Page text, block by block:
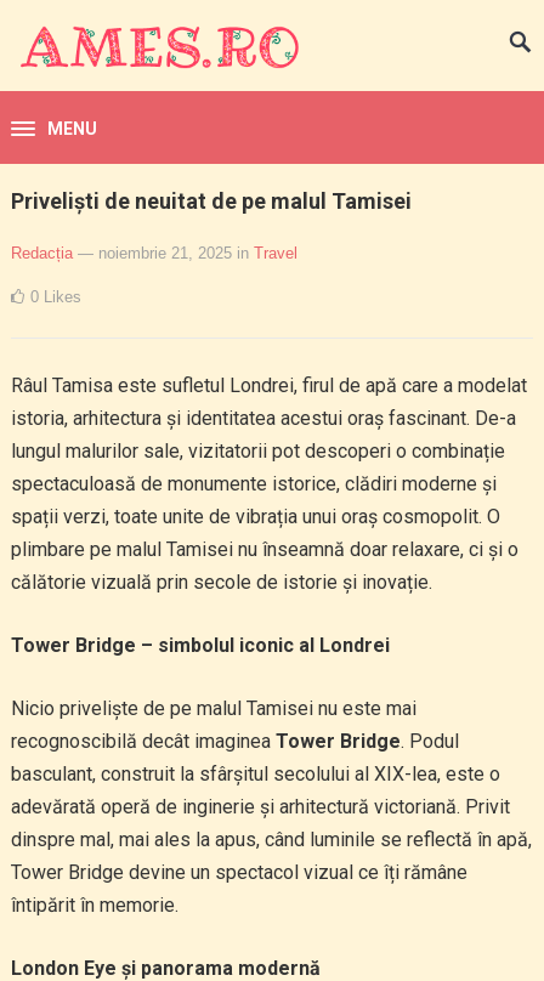
MENU
Priveliști de neuitat de pe malul Tamisei
Redacția — noiembrie 21, 2025 in Travel
0 Likes
Râul Tamisa este sufletul Londrei, firul de apă care a modelat
istoria, arhitectura și identitatea acestui oraș fascinant. De-a
lungul malurilor sale, vizitatorii pot descoperi o combinație
spectaculoasă de monumente istorice, clădiri moderne și
spații verzi, toate unite de vibrația unui oraș cosmopolit. O
plimbare pe malul Tamisei nu înseamnă doar relaxare, ci și o
călătorie vizuală prin secole de istorie și inovație.
Tower Bridge – simbolul iconic al Londrei
Nicio priveliște de pe malul Tamisei nu este mai
recognoscibilă decât imaginea Tower Bridge. Podul
basculant, construit la sfârșitul secolului al XIX-lea, este o
adevărată operă de inginerie și arhitectură victoriană. Privit
dinspre mal, mai ales la apus, când luminile se reflectă în apă,
Tower Bridge devine un spectacol vizual ce îți rămâne
întipărit în memorie.
London Eye și panorama modernă